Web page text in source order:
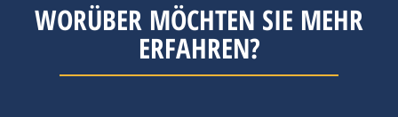
WORÜBER MÖCHTEN SIE MEHR
ERFAHREN?